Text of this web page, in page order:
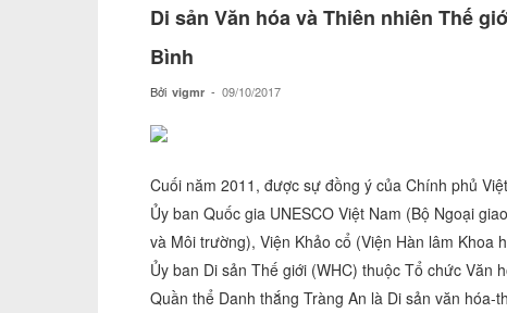
Di sản Văn hóa và Thiên nhiên Thế
Bình
Bởi vigmr - 09/10/2017
Cuối năm 2011, được sự đồng ý của Chính phủ
Ủy ban Quốc gia UNESCO Việt Nam (Bộ Ngoại
và Môi trường), Viện Khảo cổ (Viện Hàn lâm Khoa
Ủy ban Di sản Thế giới (WHC) thuộc Tổ chức Văn
Quần thể Danh thắng Tràng An là Di sản văn